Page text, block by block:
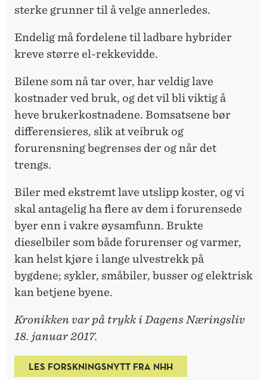
sterke grunner til å velge annerledes.
Endelig må fordelene til ladbare hybrider
kreve større el-rekkevidde.
Bilene som nå tar over, har veldig lave
kostnader ved bruk, og det vil bli viktig å
heve brukerkostnadene. Bomsatsene bør
differensieres, slik at veibruk og
forurensning begrenses der og når det
trengs.
Biler med ekstremt lave utslipp koster, og vi
skal antagelig ha flere av dem i forurensede
byer enn i vakre øysamfunn. Brukte
dieselbiler som både forurenser og varmer,
kan helst kjøre i lange ulvestrekk på
bygdene; sykler, småbiler, busser og elektrisk
kan betjene byene.
Kronikken var på trykk i Dagens Næringsliv
18. januar 2017.
LES FORSKNINGSNYTT FRA NHH